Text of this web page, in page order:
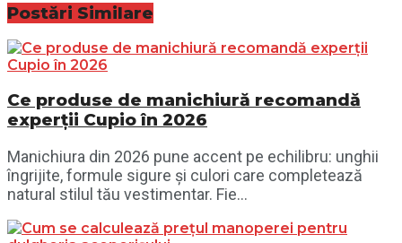
Postări Similare
Ce produse de manichiură recomandă
experții Cupio în 2026
Manichiura din 2026 pune accent pe echilibru: unghii
îngrijite, formule sigure și culori care completează
natural stilul tău vestimentar. Fie...